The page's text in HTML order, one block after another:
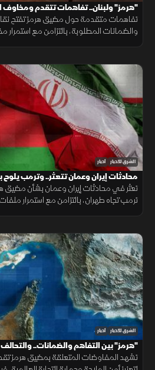
"هرمز" ولبنان.. تفاهمات تتقدم
تفاهمات متقدمة حول مضيق هرمز تفتح
والضمانات المطلوبة، بالتزامن مع
الشرق للأخبار أخبار
محادثات إيران وعمان تتعثر.. وترمب يلوح
تعثر في محادثات إيران وعمان بشأن مضيق
ترمب تجاه طهران، بالتزامن مع استمرار
الشرق للأخبار أخبار
"هرمز" بين التفاهم والضمانات.. والتحالف
تشهد المفاوضات المتعلقة بمضيق هرمز